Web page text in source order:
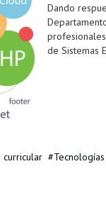
Dando
de Sistemas
curricular